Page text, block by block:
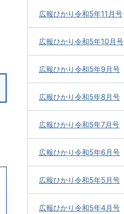
広報ひかり令和5年11月号
広報ひかり令和5年10月号
広報ひかり令和5年9月号
広報ひかり令和5年8月号
広報ひかり令和5年7月号
広報ひかり令和5年6月号
広報ひかり令和5年5月号
広報ひかり令和5年4月号